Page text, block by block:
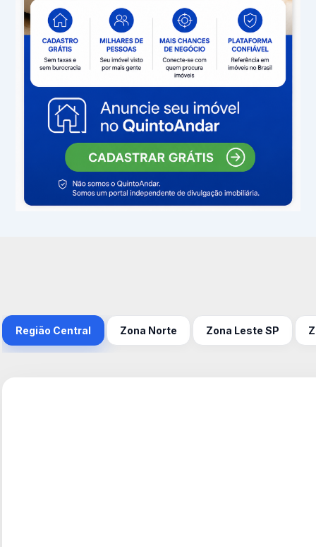
Região Central Zona Norte Zona Leste SP